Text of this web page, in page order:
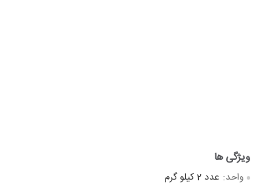
واحد: عدد 2 کیلو گرم